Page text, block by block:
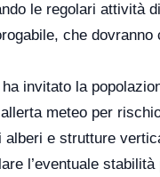
le regolari attività
che
invitato la
meteo per
e strutture
l’eventuale